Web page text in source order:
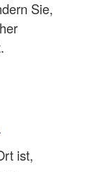
Sie,
ist,